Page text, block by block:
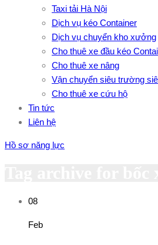
Taxi tải Hà Nội
Dịch vụ kéo Container
Dịch vụ chuyển kho xưởng
Cho thuê xe đầu kéo
Cho thuê xe nâng
Vận chuyển siêu trường
Cho thuê xe cứu hộ
Tin tức
Liên hệ
Hồ sơ năng lực
08
Feb